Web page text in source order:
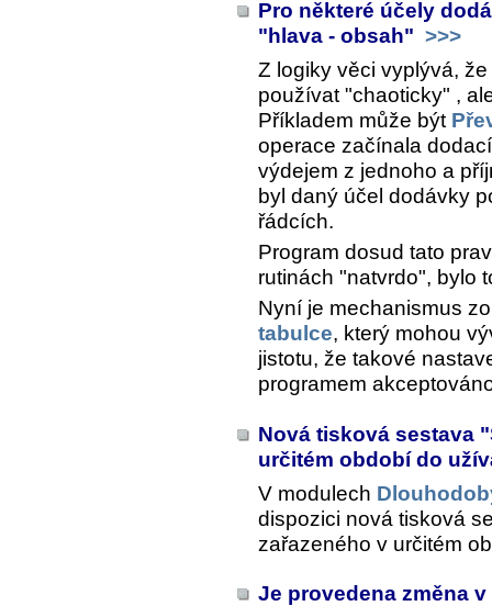
Pro některé účely
"hlava - obsah" >>>
Z logiky věci vyplývá,
používat "chaoticky" ,
Příkladem může být
operace začínala
výdejem z jednoho a
byl daný účel dodávky
řádcích.
Program dosud tato
rutinách "natvrdo", bylo
Nyní je mechanismus
tabulce, který mohou
jistotu, že takové
programem
Nová tisková sestava
určitém období do
V modulech
dispozici nová tisková
zařazeného v určitém
Je provedena změna